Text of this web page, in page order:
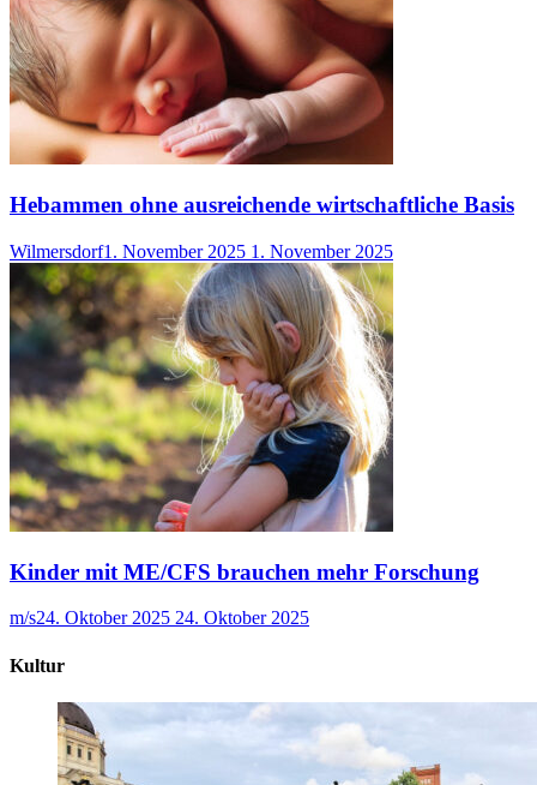
Hebammen ohne ausreichende wirtschaftliche Basis
Wilmersdorf1. November 2025 1. November 2025
Kinder mit ME/CFS brauchen mehr Forschung
m/s24. Oktober 2025 24. Oktober 2025
Kultur